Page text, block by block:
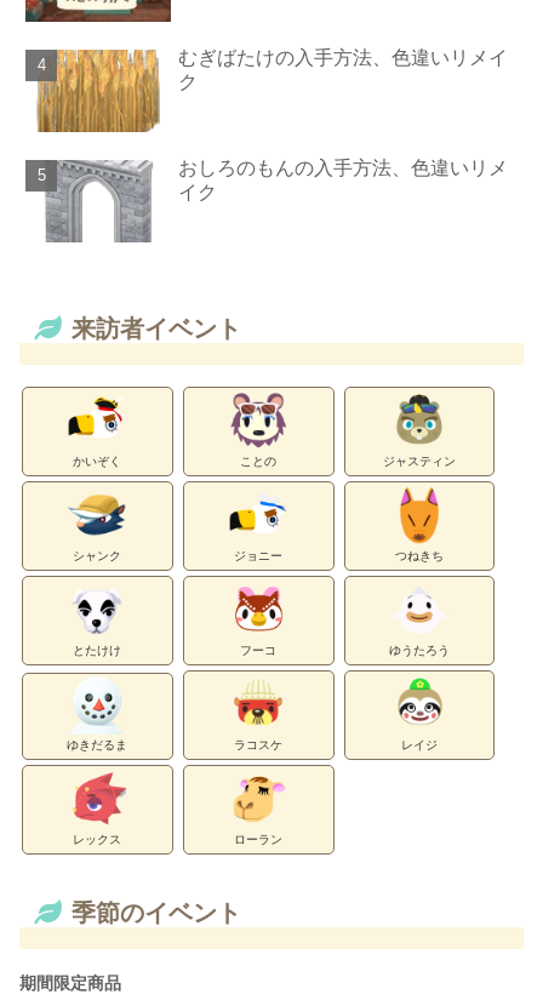
むぎばたけの入手方法、色違いリメイ
ク
おしろのもんの入手方法、色違いリメ
イク
来訪者イベント
かいぞく ことの ジャスティン
シャンク ジョニー つねきち
とたけけ フーコ ゆうたろう
ゆきだるま ラコスケ レイジ
レックス ローラン
季節のイベント
期間限定商品